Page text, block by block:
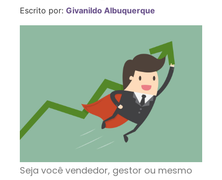
Escrito por: Givanildo Albuquerque
Seja você vendedor, gestor ou mesmo